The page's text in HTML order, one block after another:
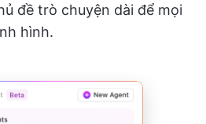
đề trò chuyện dài để mọi
hình.